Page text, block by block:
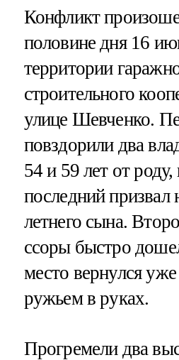
Конфликт
половине дня 16
территории
строительного
улице Шевченко.
повздорили два
54 и 59 лет от
последний
летнего сына.
ссоры быстро
место вернулся
ружьем в руках.
Прогремели два